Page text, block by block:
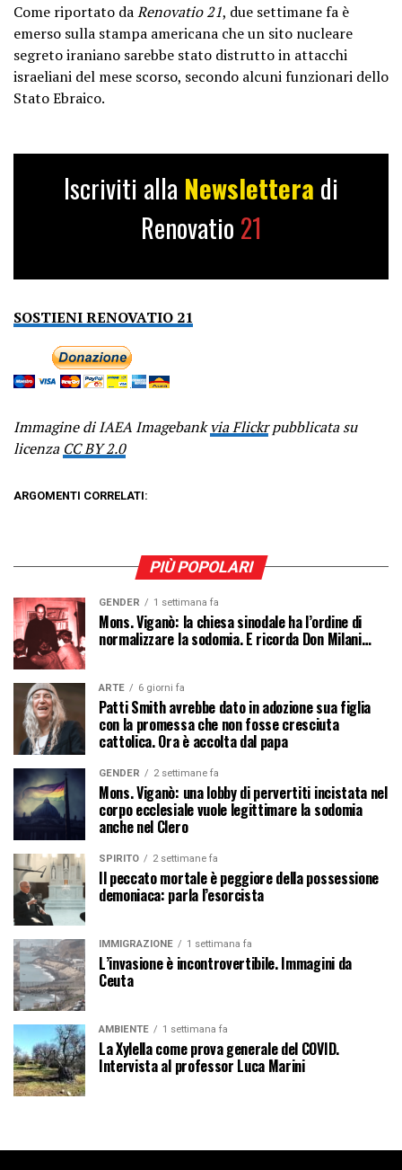
Come riportato daRenovatio 21, due settimane fa è
emerso sulla stampa americana che un sito nucleare
segreto iraniano sarebbe stato distrutto in attacchi
israeliani del mese scorso, secondo alcuni funzionari dello
Stato Ebraico.
Iscriviti alla Newslettera di
Renovatio 21
SOSTIENI RENOVATIO 21
Immagine di IAEA Imagebankvia Flickrpubblicata su
licenza CC BY 2.0
ARGOMENTI CORRELATI:
PIÙ POPOLARI
GENDER 1 settimana fa
Mons. Viganò: la chiesa sinodale ha l’ordine di
normalizzare la sodomia. E ricorda Don Milani…
ARTE 6 giorni fa
Patti Smith avrebbe dato in adozione sua figlia
con la promessa che non fosse cresciuta
cattolica. Ora è accolta dal papa
GENDER 2 settimane fa
Mons. Viganò: una lobby di pervertiti incistata nel
corpo ecclesiale vuole legittimare la sodomia
anche nel Clero
SPIRITO 2 settimane fa
Il peccato mortale è peggiore della possessione
demoniaca: parla l’esorcista
IMMIGRAZIONE 1 settimana fa
L’invasione è incontrovertibile. Immagini da
Ceuta
AMBIENTE 1 settimana fa
La Xylella come prova generale del COVID.
Intervista al professor Luca Marini